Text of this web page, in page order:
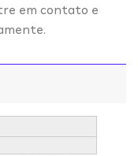
em contato e